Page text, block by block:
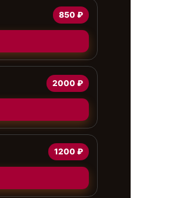
850 ₽
2000 ₽
1200 ₽